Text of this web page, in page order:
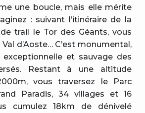
une boucle, mais elle mérite
: suivant l’itinéraire de la
trail le Tor des Géants, vous
d’Aoste… C’est monumental,
et sauvage des
Restant à une altitude
vous traversez le Parc
Paradis, 34 villages et 16
cumulez 18km de dénivelé